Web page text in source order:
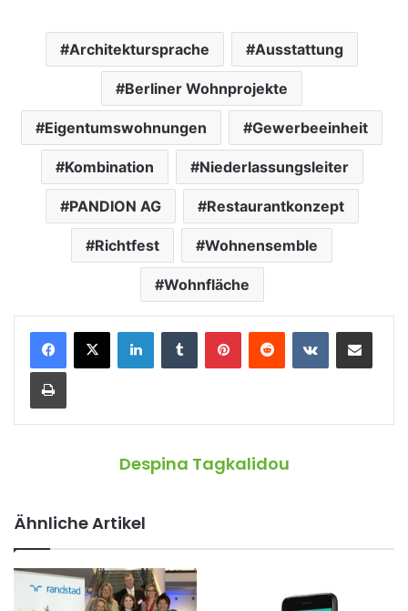
Architektursprache Ausstattung
Berliner Wohnprojekte
Eigentumswohnungen Gewerbeeinheit
Kombination Niederlassungsleiter
PANDION AG Restaurantkonzept
Richtfest Wohnensemble
Wohnfläche
Despina Tagkalidou
Ähnliche Artikel